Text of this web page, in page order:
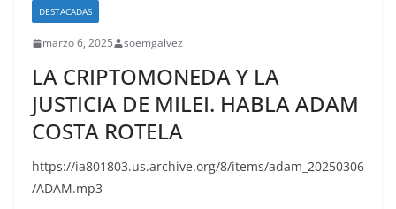
DESTACADAS
marzo 6, 2025 soemgalvez
LA CRIPTOMONEDA Y LA
JUSTICIA DE MILEI. HABLA ADAM
COSTA ROTELA
https://ia801803.us.archive.org/8/items/adam_20250306
/ADAM.mp3